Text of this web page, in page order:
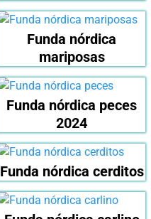
Funda nórdica
mariposas
Funda nórdica peces
2024
Funda nórdica cerditos